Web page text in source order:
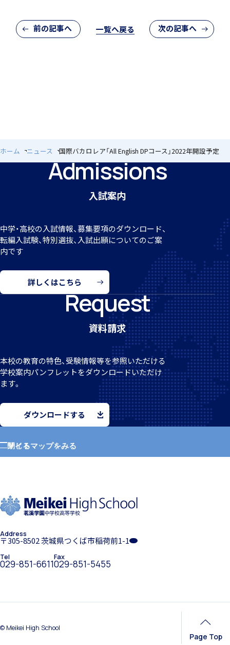
前の記事へ 一覧へ戻る 次の記事へ
ホーム ニュース 国際バカロレア「All English DPコース」2022年開設予定
Admissions
入試案内
中学・高校の入試情報、募集要項のダウンロード、
転編入試験、特別選抜、入試出願についてのご案
内です
詳しくはこちら
Request
資料請求
本校の教育の特色、受験情報等を参照いただける
学校案内パンフレットをダウンロードいただけ
ます。
ダウンロードする
サイトマップをみる
閉じる
学校長挨拶
Address
〒305-8502 茨城県つくば市稲荷前1-1
Tel
029-851-6611
Fax
029-851-5455
© Meikei High School
Page Top
キャンプ
クラブ活動
MEIKEI ART GALLERY
国際教育
留学制度
帰国生支援